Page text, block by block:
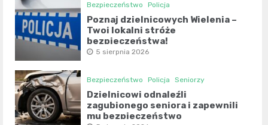
Bezpieczeństwo Policja
Poznaj dzielnicowych Wielenia –
Twoi lokalni stróże
bezpieczeństwa!
5 sierpnia 2026
Bezpieczeństwo Policja Seniorzy
Dzielnicowi odnaleźli
zagubionego seniora i zapewnili
mu bezpieczeństwo